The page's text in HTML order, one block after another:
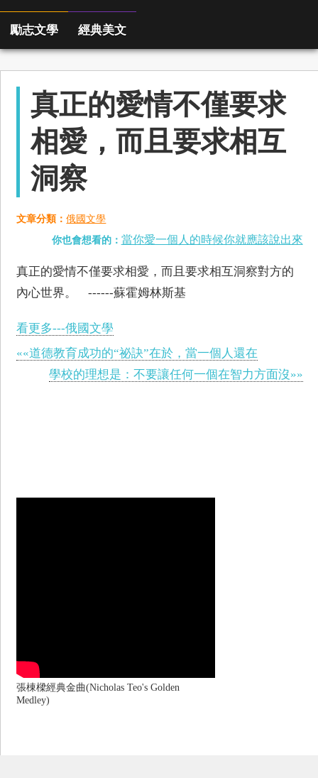
勵志文學 經典美文
真正的愛情不僅要求
相愛，而且要求相互
洞察
文章分類：俄國文學
你也會想看的： 當你愛一個人的時候你就應該說出來
真正的愛情不僅要求相愛，而且要求相互洞察對方的
內心世界。 ------蘇霍姆林斯基
看更多---俄國文學
««道德教育成功的“祕訣”在於，當一個人還在
學校的理想是：不要讓任何一個在智力方面沒»»
張棟樑經典金曲(Nicholas Teo's Golden
Medley)